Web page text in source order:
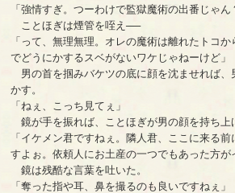
「強情すぎ。つーわけで監獄魔術の出番じゃん
ことほぎは煙管を咥え──
「って、無理無理。オレの魔術は離れたトコ
でどうにかするスベがないワケじゃねーけど」
男の首を掴みバケツの底に顔を沈ませれば、
かす。
「ねぇ、こっち見てぇ」
鏡が手を振れば、ことほぎが男の顔を持ち上
「イケメン君ですねぇ。隣人君、ここに来る
すよぉ。依頼人にお土産の一つでもあった方が
鏡は残酷な言葉を吐いた。
「奪った指や耳、鼻を撮るのも良いですねぇ」